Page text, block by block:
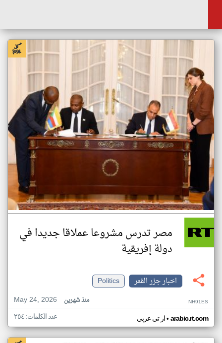
مصر تدرس مشروعا عملاقا جديدا في
دولة إفريقية
اخبار جزر القمر
Politics
May 24, 2026
منذ شهرين NH91ES
ار تي عربي• arabic.rt.com عدد الكلمات: ٢٥٤